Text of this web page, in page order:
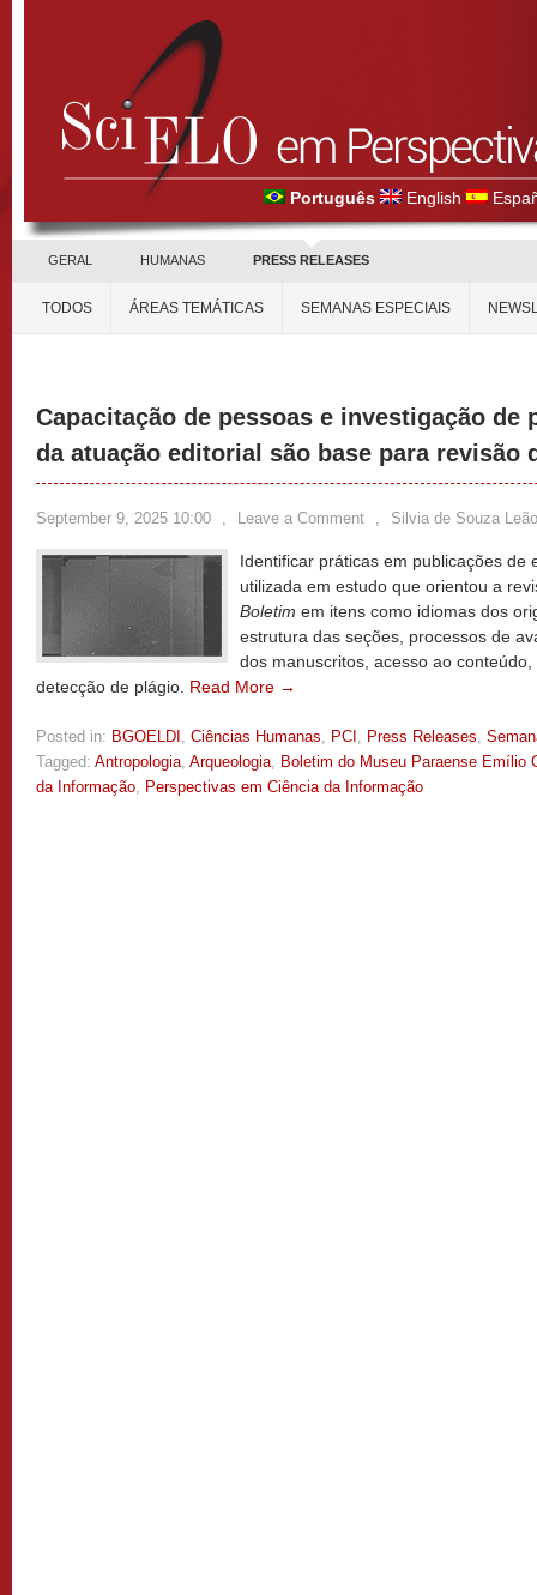
Português English
GERAL HUMANAS PRESS RELEASES
TODOS ÁREAS TEMÁTICAS SEMANAS ESPECIAIS
Capacitação de pessoas e investigação de
da atuação editorial são base para revisão
September 9, 2025 10:00 , Leave a Comment , Silvia de Souza Leão
Identificar práticas em publicações de
utilizada em estudo que orientou a
Boletim em itens como idiomas dos
estrutura das seções, processos de
dos manuscritos, acesso ao
detecção de plágio. Read More →
Posted in: BGOELDI , Ciências Humanas, PCI , Press Releases,
Tagged: Antropologia, Arqueologia, Boletim do Museu Paraense Emílio
da Informação, Perspectivas em Ciência da Informação